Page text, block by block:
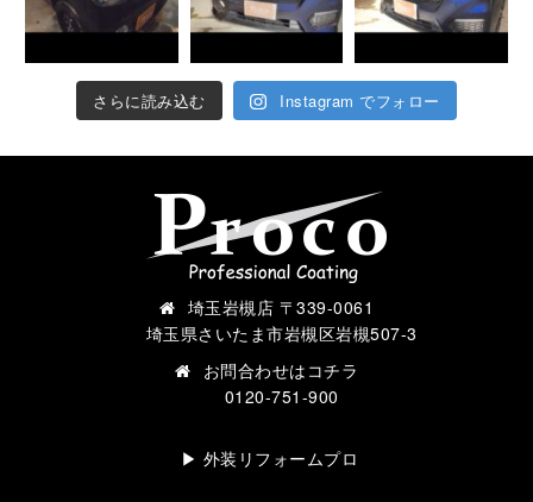
さらに読み込む Instagram でフォロー
埼玉岩槻店 〒339-0061
埼玉県さいたま市岩槻区岩槻507-3
お問合わせは コチラ
0120-751-900
▶︎ 外装リフォームプロ